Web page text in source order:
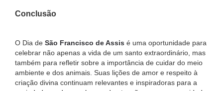
Conclusão
O Dia de São Francisco de Assis é uma oportunidade para
celebrar não apenas a vida de um santo extraordinário, mas
também para refletir sobre a importância de cuidar do meio
ambiente e dos animais. Suas lições de amor e respeito à
criação divina continuam relevantes e inspiradoras para a